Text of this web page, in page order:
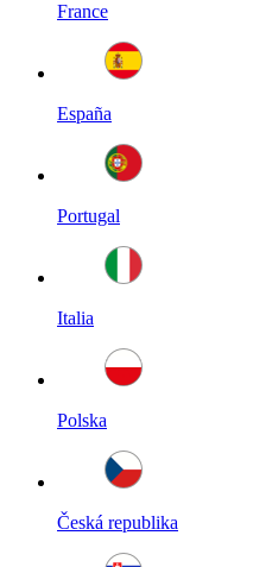
France
España
Portugal
Italia
Polska
Česká republika